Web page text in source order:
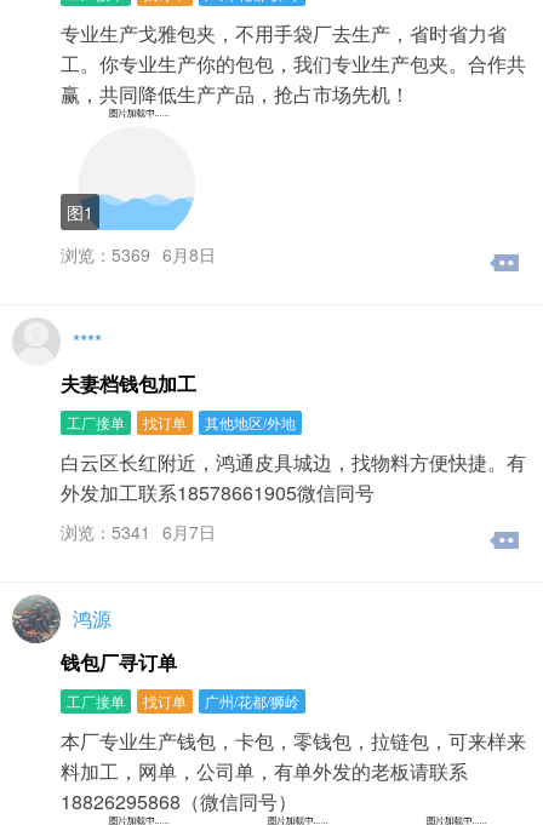
我们编辑都会及时处理。1、为了保证本网站上的绝大多数
信息合法、规范，我们会在后台设置关键字的屏蔽的功
能，当您的信息含有违法、严重违规或者语言粗俗不雅、
侮辱他人、产生歧义等内容，系统将会把这条信息自动列
入“待审核”当中。2、如果您的信息重复发表两条以上、联
态中，遇到这样的情况，您可以联系我们进行确认，以避
免他人使用您的联系方式。4、当然，汉字语义丰富，也许
您的某些非上述有争议性的内容发布时同样遇到这样的问
题未能解决，建议您与本网站客服取得联系。5、 “待审
信息或者登录不了，可能有以下原因：1、我们根据每个分
类版块限制了发布数量，你已经在该分类下达到了发布数
量上限。2、为什么我发布信息时提示我“信息内包含非法
词”？非法词是指由司法机关、主管部门、网监提供的词汇
表，请大家不要发布违法信息，填写完后检查一下发布内
容避免无意行为。3、为什么信息发布成功后显示“审核
中”？所有发布的信息，都会先进审核区，等工作人员审核
通过后才会开放出来，我站审核人员在24小时内会提供给
复发布，建议您在发布时对信息进行修改。您还可以选择
在用户中心里的“刷新”来代替发布。6、为什么我发布不了
帖子（怎么清除浏览器缓存）？当您遇到以下问题时，可
以尝试清除浏览器IE临时文件或重置浏览器选项后重试：
1、点击“发布”按钮无反应；2、点击“发布”按钮后，按钮为
灰色，页面不跳转；3、提示可以发布0条信息；4、无法上
传图片，导致发布不了信息。电话被冒用？请提供被冒用
专业生产戈雅包夹，不用手袋厂去生产，省时省力省
工。你专业生产你的包包，我们专业生产包夹。合作共
赢，共同降低生产产品，抢占市场先机！
图1
浏览：5369 6月8日
****
夫妻档钱包加工
工厂接单 找订单 其他地区/外地
白云区长红附近，鸿通皮具城边，找物料方便快捷。有
外发加工联系18578661905微信同号
浏览：5341 6月7日
鸿源
钱包厂寻订单
工厂接单 找订单 广州/花都/狮岭
本厂专业生产钱包，卡包，零钱包，拉链包，可来样来
料加工，网单，公司单，有单外发的老板请联系
18826295868（微信同号）